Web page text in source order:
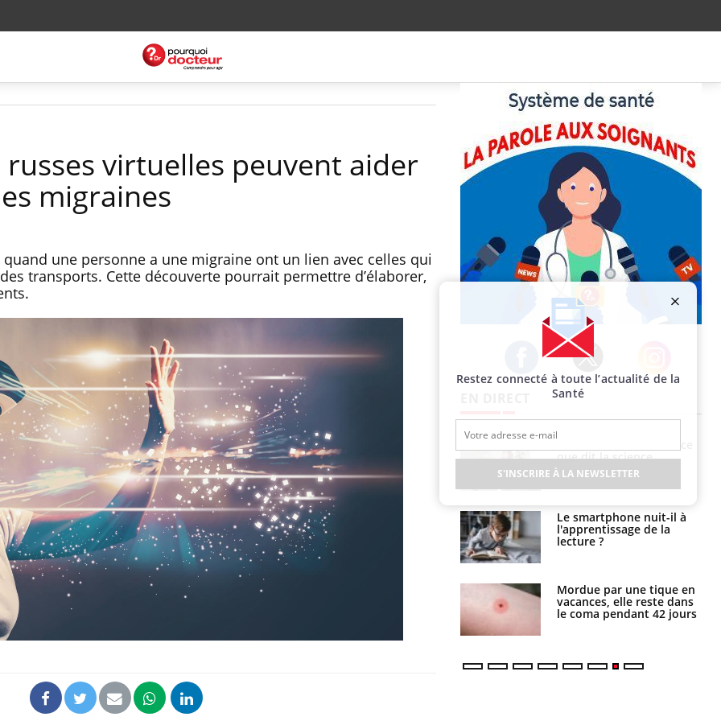
russes virtuelles peuvent aider
migraines
quand une personne a une migraine ont un lien avec celles qui
transports. Cette découverte pourrait permettre d’élaborer,
Facebook Twitter Instagram
La sieste empêche-t-elle
de dormir la nuit ?
VIH : la fin du comprimé
tous les jours se profile-t-
elle enfin ?
Pourquoi votre ventre
gâche-t-il les premiers
Fortes chaleurs :
pourquoi le risque de
noyade grimpe-t-il ?
Le Viagra pourrait-il
freiner la propagation du
cancer ?
que dit la science
Le smartphone nuit-il à
l'apprentissage de la
lecture ?
Mordue par une tique en
vacances, elle reste dans
le coma pendant 42 jours
Restez connecté à toute l’actualité de la
Santé
S'INSCRIRE À LA NEWSLETTER